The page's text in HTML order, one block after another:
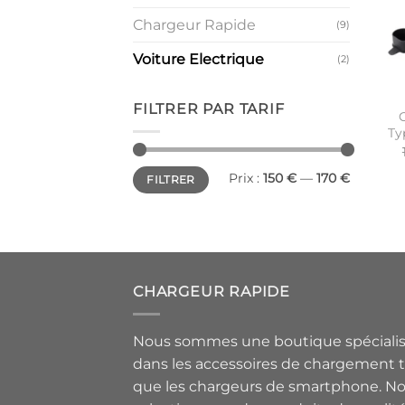
Chargeur Rapide (9)
Voiture Electrique (2)
FILTRER PAR TARIF
Prix
min
Prix
maxFILTRER Prix : 150 € — 170 €
CHARGEUR RAPIDE
Nous sommes une boutique
dans les accessoires de chargement
que les chargeurs de smartphone.